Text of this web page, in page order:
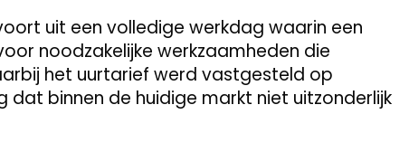
uit een volledige werkdag waarin een
noodzakelijke werkzaamheden die
het uurtarief werd vastgesteld op
dat binnen de huidige markt niet uitzonderlijk